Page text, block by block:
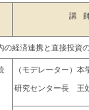
講
の経済連携と直接投資
（モデレーター） 本
研究センター長 王